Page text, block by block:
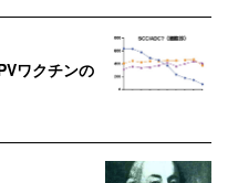
ワクチンの